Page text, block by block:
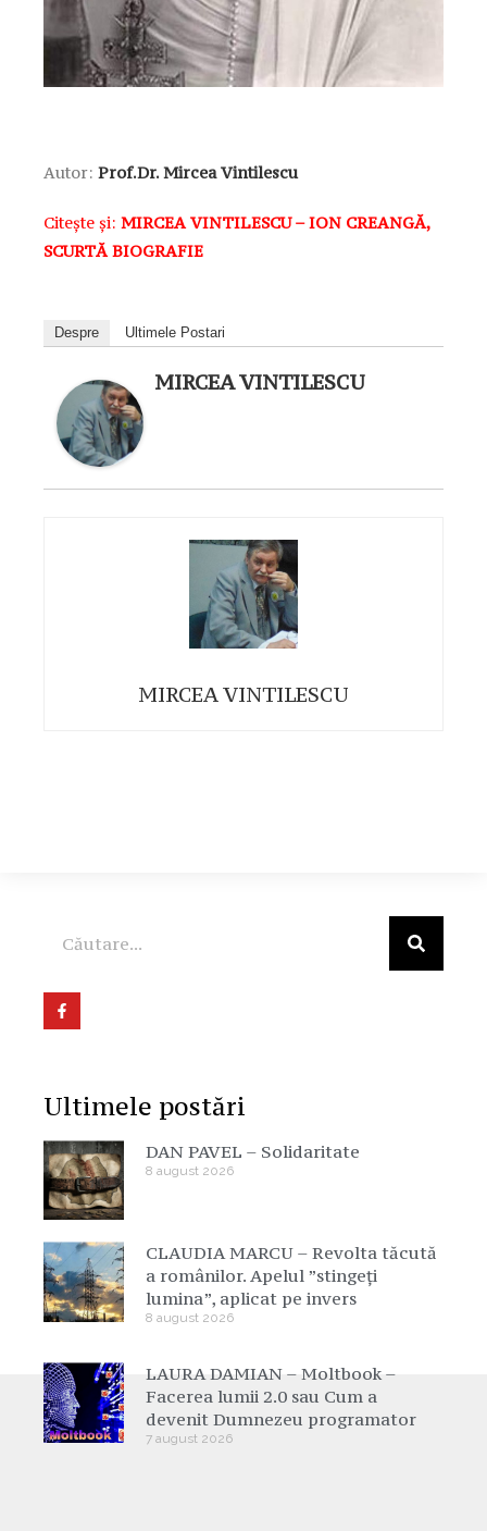
Autor: Prof.Dr. Mircea Vintilescu
Citește și: MIRCEA VINTILESCU – ION CREANGĂ,
SCURTĂ BIOGRAFIE
Despre Ultimele Postari
MIRCEA VINTILESCU
MIRCEA VINTILESCU
Ultimele postări
DAN PAVEL – Solidaritate
8 august 2026
CLAUDIA MARCU – Revolta tăcută
a românilor. Apelul ”stingeți
lumina”, aplicat pe invers
8 august 2026
LAURA DAMIAN – Moltbook –
Facerea lumii 2.0 sau Cum a
devenit Dumnezeu programator
7 august 2026